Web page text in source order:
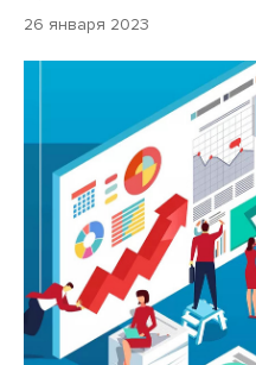
26 января 2023